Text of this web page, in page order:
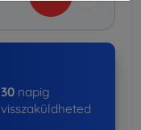
30 napig
visszaküldheted